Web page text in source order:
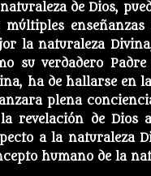
de Dios,
múltiples
la naturaleza
su verdadero
ha de hallarse en
plena
revelación de Dios
a la naturaleza
humano de la